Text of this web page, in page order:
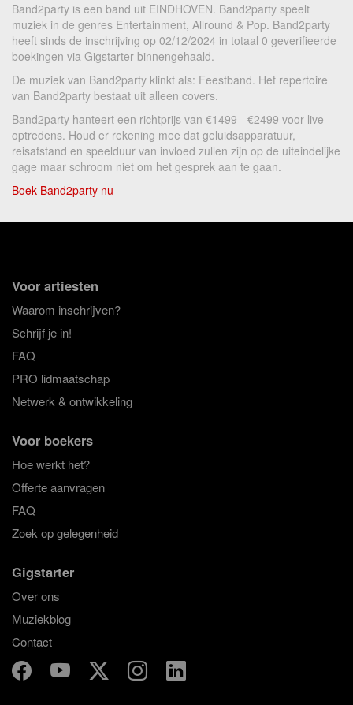
Band2party is een band uit EINDHOVEN. Band2party speelt
muziek in de genres Entertainment, Allround & Pop. Band2party
heeft sinds de inschrijving op 02/12/2024 in totaal 0 geverifieerde
boekingen via Gigstarter binnengehaald.
De muziek van Band2party klinkt als: Feestband. Het repertoire
van Band2party bestaat uit alleen covers.
Band2party hanteert een richtprijs van €1499 - €2499 voor live
optredens. Houd er rekening mee dat geluidsapparatuur,
reisafstand en speelduur van invloed zullen zijn op de uiteindelijke
gage maar schroom niet om het gesprek aan te gaan.
Boek Band2party nu
Voor artiesten
Waarom inschrijven?
Schrijf je in!
FAQ
PRO lidmaatschap
Netwerk & ontwikkeling
Voor boekers
Hoe werkt het?
Offerte aanvragen
FAQ
Zoek op gelegenheid
Gigstarter
Over ons
Muziekblog
Contact